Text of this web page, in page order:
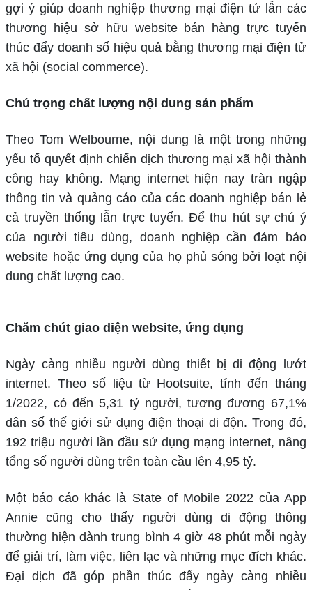
gợi ý giúp doanh nghiệp thương mại điện tử lẫn các
thương hiệu sở hữu website bán hàng trực tuyến
thúc đẩy doanh số hiệu quả bằng thương mại điện tử
xã hội (social commerce).
Chú trọng chất lượng nội dung sản phẩm
Theo Tom Welbourne, nội dung là một trong những
yếu tố quyết định chiến dịch thương mại xã hội thành
công hay không. Mạng internet hiện nay tràn ngập
thông tin và quảng cáo của các doanh nghiệp bán lẻ
cả truyền thống lẫn trực tuyến. Để thu hút sự chú ý
của người tiêu dùng, doanh nghiệp cần đảm bảo
website hoặc ứng dụng của họ phủ sóng bởi loạt nội
dung chất lượng cao.
Chăm chút giao diện website, ứng dụng
Ngày càng nhiều người dùng thiết bị di động lướt
internet. Theo số liệu từ Hootsuite, tính đến tháng
1/2022, có đến 5,31 tỷ người, tương đương 67,1%
dân số thế giới sử dụng điện thoại di độn. Trong đó,
192 triệu người lần đầu sử dụng mạng internet, nâng
tổng số người dùng trên toàn cầu lên 4,95 tỷ.
Một báo cáo khác là State of Mobile 2022 của App
Annie cũng cho thấy người dùng di động thông
thường hiện dành trung bình 4 giờ 48 phút mỗi ngày
để giải trí, làm việc, liên lạc và những mục đích khác.
Đại dịch đã góp phần thúc đẩy ngày càng nhiều